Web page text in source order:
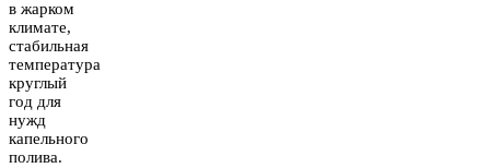
в жарком
климате,
стабильная
температура
круглый
год для
нужд
капельного
полива.